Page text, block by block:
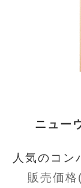
ニュー
人気のコン
販売価